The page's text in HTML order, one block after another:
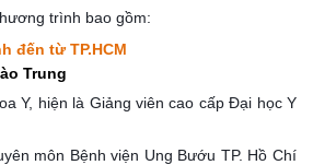
trình bao gồm:
đến từ TP.HCM
Trung
Y, hiện là Giảng viên cao cấp Đại học Y
môn Bệnh viện Ung Bướu TP. Hồ Chí